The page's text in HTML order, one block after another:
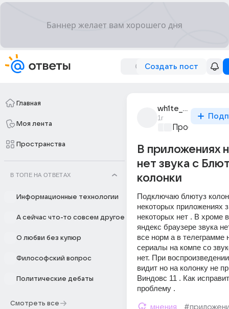
Создать пост
Главная
Моя лента
Пространства
В ТОПЕ НА ОТВЕТАХ
Информационные технологии
А сейчас что-то совсем другое
О любви без купюр
Философский вопрос
Политические дебаты
Смотреть все
wh1te_spider
1г
Проблемы с
В приложениях
нет звука с
колонки
Подключаю блютуз
некоторых приложениях
некоторых нет . В хроме
яндекс браузере звука
все норм а в телеграмме
сериалы на компе со
нет. При
видит но на колонку не
Виндовс 11 . Как
проблему .
мнения